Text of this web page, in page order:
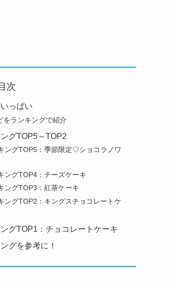
次
っぱい
をランキングで紹介
グTOP5～TOP2
ングTOP5：季節限定♡ショコラノワ
ングTOP4：チーズケーキ
ングTOP3：紅茶ケーキ
ングTOP2：キングスチョコレートケ
グTOP1：チョコレートケーキ
グを参考に！